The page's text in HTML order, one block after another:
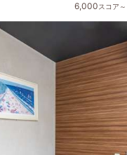
6,000スコア～